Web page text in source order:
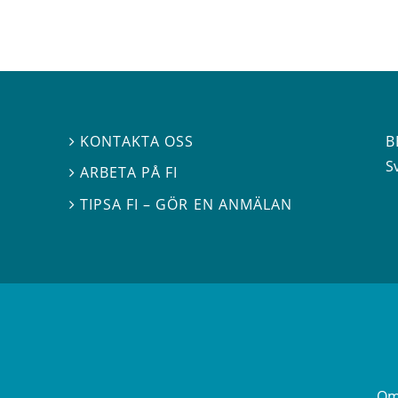
 KONTAKTA OSS
ARBETA PÅ FI
TIPSA FI – GÖR EN ANMÄLAN